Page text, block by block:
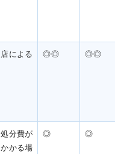
店による ◎◎ ◎◎
処分費が
かかる場
◎ ◎